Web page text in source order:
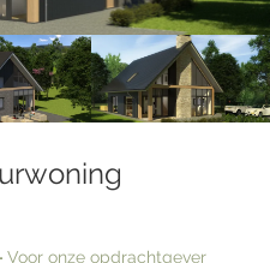
Voor onze opdrachtgever